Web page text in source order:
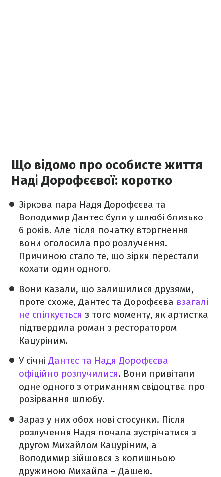
Що відомо про особисте життя
Наді Дорофєєвої: коротко
Зіркова пара Надя Дорофєєва та
Володимир Дантес були у шлюбі близько
6 років. Але після початку вторгнення
вони оголосила про розлучення.
Причиною стало те, що зірки перестали
кохати один одного.
Вони казали, що залишилися друзями,
проте схоже, Дантес та Дорофєєва взагалі
не спілкується з того моменту, як артистка
підтвердила роман з ресторатором
Кацуріним.
У січні Дантес та Надя Дорофєєва
офіційно розлучилися. Вони привітали
одне одного з отриманням свідоцтва про
розірвання шлюбу.
Зараз у них обох нові стосунки. Після
розлучення Надя почала зустрічатися з
другом Михайлом Кацуріним, а
Володимир зійшовся з колишньою
дружиною Михайла – Дашею.